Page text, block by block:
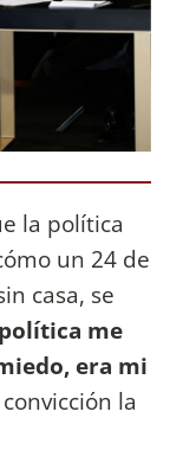
la política
un 24 de
casa, se
me
era mi
la